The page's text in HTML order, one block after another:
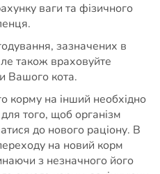
ваги та фізичного
зазначених в
також враховуйте
Вашого кота.
корму на інший необхідно
того, щоб організм
до нового раціону. В
на новий корм
з незначного його